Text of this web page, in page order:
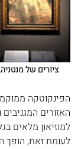
ציורים של
האזורים
למוזיאון מלאים
לעומת זאת, הופך